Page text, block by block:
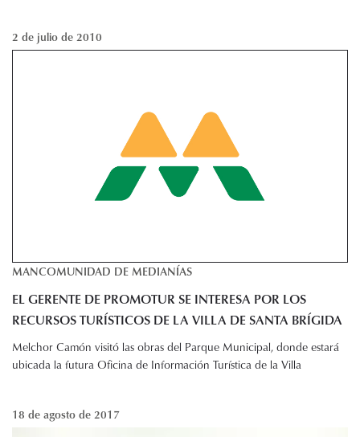
2 de julio de 2010
MANCOMUNIDAD DE MEDIANÍAS
EL GERENTE DE PROMOTUR SE INTERESA POR LOS
RECURSOS TURÍSTICOS DE LA VILLA DE SANTA BRÍGIDA
Melchor Camón visitó las obras del Parque Municipal, donde estará
ubicada la futura Oficina de Información Turística de la Villa
18 de agosto de 2017